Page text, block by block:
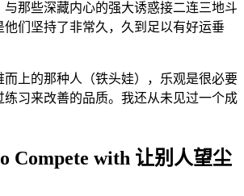
与那些深藏内心的强大诱惑接二连三地斗
他们坚持了非常久，久到足以有好运垂
而上的那种人（铁头娃），乐观是很必要
习来改善的品质。我还从未见过一个成
Compete with 让别人望尘